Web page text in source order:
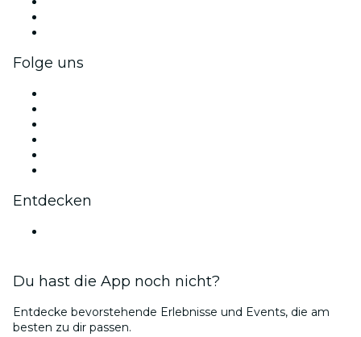
Folge uns
Entdecken
Du hast die App noch nicht?
Entdecke bevorstehende Erlebnisse und Events, die am
besten zu dir passen.